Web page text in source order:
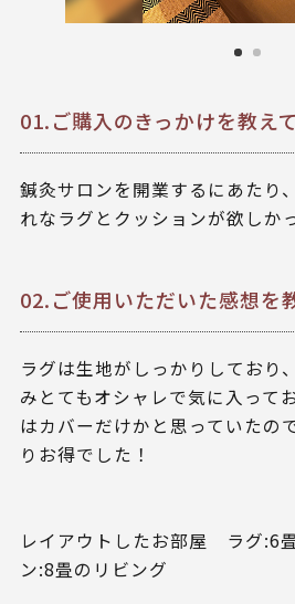
01.ご購入のきっかけを教え
鍼灸サロンを開業するにあたり
れなラグとクッションが欲しか
02.ご使用いただいた感想を
ラグは生地がしっかりしており
みとてもオシャレで気に入って
はカバーだけかと思っていたの
りお得でした！
レイアウトしたお部屋 ラグ:6
ン:8畳のリビング